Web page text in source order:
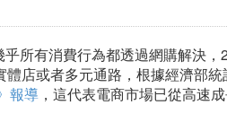
所有消費行為都透過網購解決，
店或者多元通路，根據經濟部統
報導 ，這代表電商市場已從高速